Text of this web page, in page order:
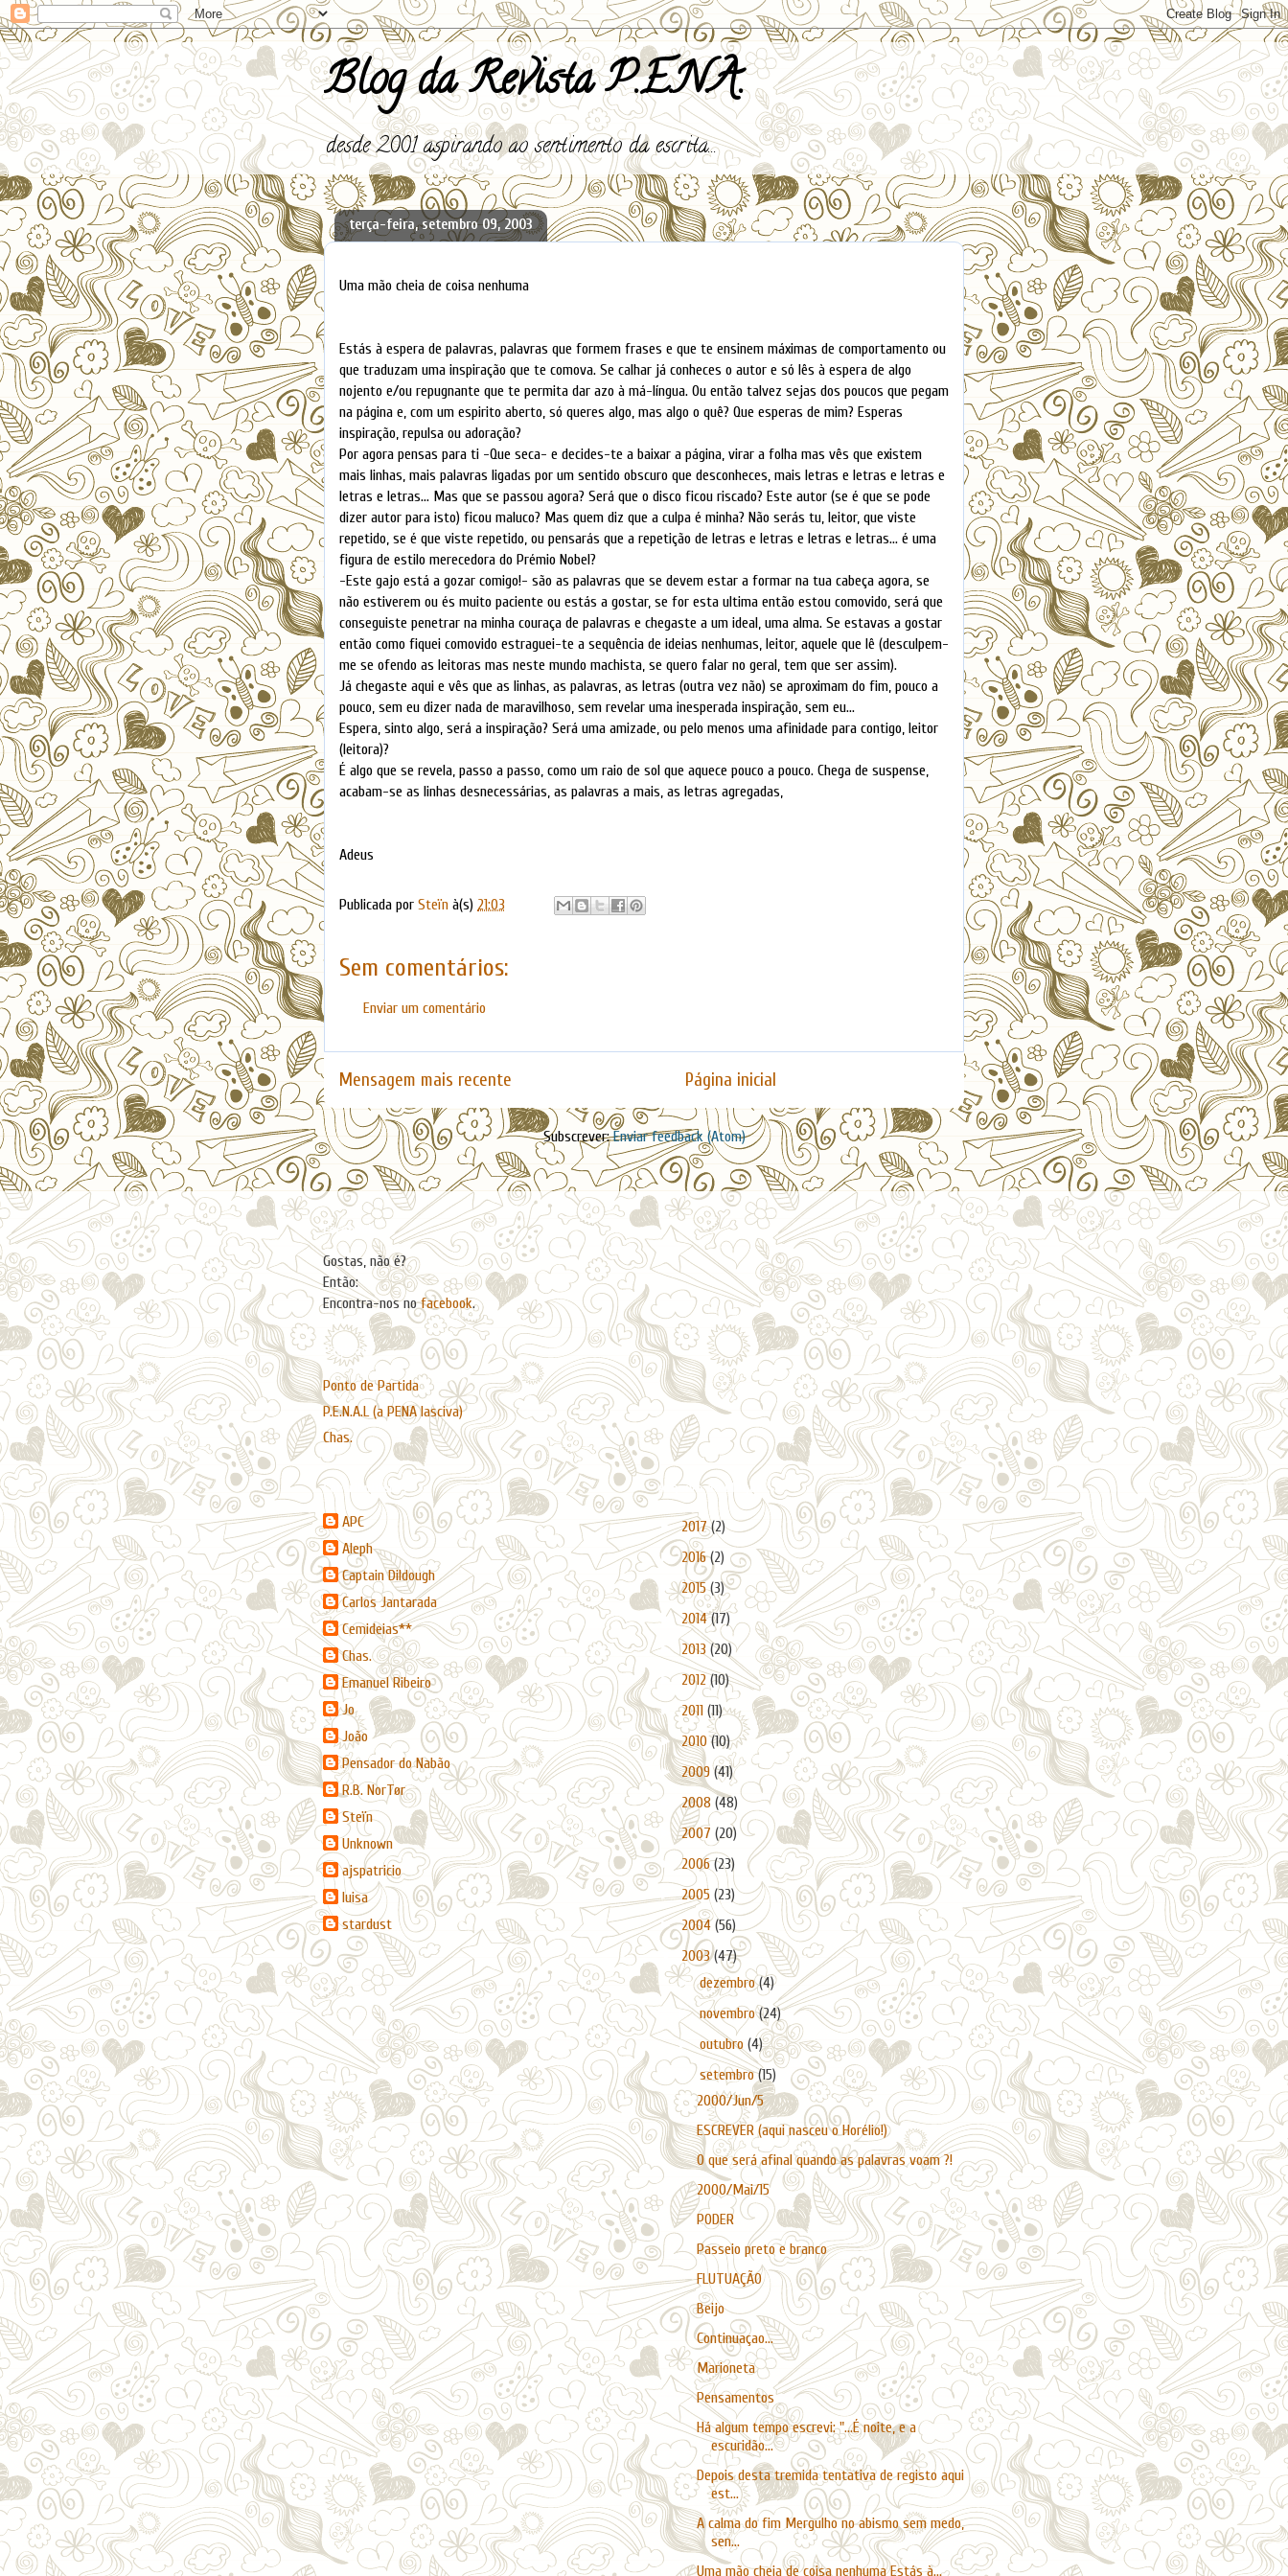
Blog da Revista P.E.N.A.
desde 2001 aspirando ao sentimento da escrita...
terça-feira, setembro 09, 2003
Uma mão cheia de coisa nenhuma
Estás à espera de palavras, palavras que formem frases e que te ensinem máximas de comportamento ou
que traduzam uma inspiração que te comova. Se calhar já conheces o autor e só lês à espera de algo
nojento e/ou repugnante que te permita dar azo à má-língua. Ou então talvez sejas dos poucos que pegam
na página e, com um espirito aberto, só queres algo, mas algo o quê? Que esperas de mim? Esperas
inspiração, repulsa ou adoração?
Por agora pensas para ti -Que seca- e decides-te a baixar a página, virar a folha mas vês que existem
mais linhas, mais palavras ligadas por um sentido obscuro que desconheces, mais letras e letras e letras e
letras e letras... Mas que se passou agora? Será que o disco ficou riscado? Este autor (se é que se pode
dizer autor para isto) ficou maluco? Mas quem diz que a culpa é minha? Não serás tu, leitor, que viste
repetido, se é que viste repetido, ou pensarás que a repetição de letras e letras e letras e letras... é uma
figura de estilo merecedora do Prémio Nobel?
-Este gajo está a gozar comigo!- são as palavras que se devem estar a formar na tua cabeça agora, se
não estiverem ou és muito paciente ou estás a gostar, se for esta ultima então estou comovido, será que
conseguiste penetrar na minha couraça de palavras e chegaste a um ideal, uma alma. Se estavas a gostar
então como fiquei comovido estraguei-te a sequência de ideias nenhumas, leitor, aquele que lê (desculpem-
me se ofendo as leitoras mas neste mundo machista, se quero falar no geral, tem que ser assim).
Já chegaste aqui e vês que as linhas, as palavras, as letras (outra vez não) se aproximam do fim, pouco a
pouco, sem eu dizer nada de maravilhoso, sem revelar uma inesperada inspiração, sem eu...
Espera, sinto algo, será a inspiração? Será uma amizade, ou pelo menos uma afinidade para contigo, leitor
(leitora)?
É algo que se revela, passo a passo, como um raio de sol que aquece pouco a pouco. Chega de suspense,
acabam-se as linhas desnecessárias, as palavras a mais, as letras agregadas,
Adeus
Publicada por Steïn à(s) 21:03
Sem comentários:
Enviar um comentário
Mensagem mais recente Página inicial
Subscrever:Enviar feedback (Atom)
Facebook
Gostas, não é?
Então:
Encontra-nos nofacebook.
Páginas
Ponto de Partida
P.E.N.A.L (a PENA lasciva)
Chas.
Contribuidores
APC
Aleph
Captain Dildough
Carlos Jantarada
Cemideias**
Chas.
Emanuel Ribeiro
Jo
João
Pensador do Nabão
R.B. NorTør
Steïn
Unknown
ajspatricio
luisa
stardust
Arquivo do blogue
►2017(2)
►2016(2)
►2015(3)
►2014(17)
► 2013 (20)
► 2012 (10)
►2011 (11)
►2010(10)
►2009(41)
►2008 (48)
►2007 (20)
►2006(23)
►2005 (23)
►2004(56)
2003(47)
►dezembro(4)
►novembro(24)
►outubro(4)
▼setembro(15)
2000/Jun/5
ESCREVER (aqui nasceu o Horélio!)
O que será afinal quando as palavras voam ?!
2000/Mai/15
PODER
Passeio preto e branco
FLUTUAÇÃO
Beijo
Continuaçao...
Marioneta
Pensamentos
Há algum tempo escrevi: "...É noite, e a
escuridão...
Depois desta tremida tentativa de registo aqui
est...
A calma do fim Mergulho no abismo sem medo,
sen...
Uma mão cheia de coisa nenhuma Estás à...